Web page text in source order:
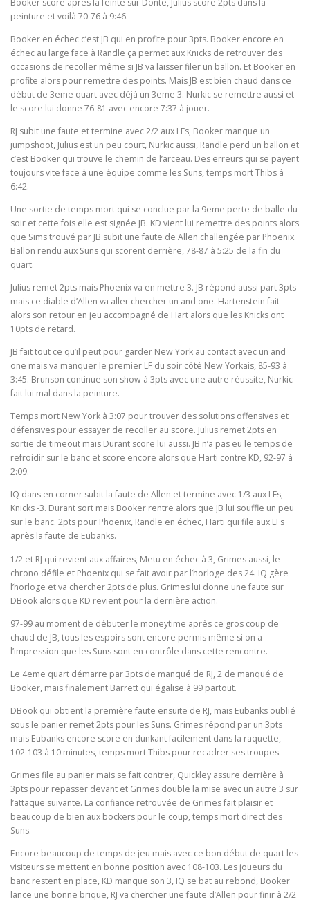
peinture et voilà 70-76 à 9:46.
Booker en échec c’est JB qui en profite pour 3pts. Booker encore en
échec au large face à Randle ça permet aux Knicks de retrouver des
occasions de recoller même si JB va laisser filer un ballon. Et Booker en
profite alors pour remettre des points. Mais JB est bien chaud dans ce
début de 3eme quart avec déjà un 3eme 3. Nurkic se remettre aussi et
le score lui donne 76-81 avec encore 7:37 à jouer.
RJ subit une faute et termine avec 2/2 aux LFs, Booker manque un
jumpshoot, Julius est un peu court, Nurkic aussi, Randle perd un ballon et
c’est Booker qui trouve le chemin de l’arceau. Des erreurs qui se payent
toujours vite face à une équipe comme les Suns, temps mort Thibs à
6:42.
Une sortie de temps mort qui se conclue par la 9eme perte de balle du
soir et cette fois elle est signée JB. KD vient lui remettre des points alors
que Sims trouvé par JB subit une faute de Allen challengée par Phoenix.
Ballon rendu aux Suns qui scorent derrière, 78-87 à 5:25 de la fin du
quart.
Julius remet 2pts mais Phoenix va en mettre 3. JB répond aussi part 3pts
mais ce diable d’Allen va aller chercher un and one. Hartenstein fait
alors son retour en jeu accompagné de Hart alors que les Knicks ont
10pts de retard.
JB fait tout ce qu’il peut pour garder New York au contact avec un and
one mais va manquer le premier LF du soir côté New Yorkais, 85-93 à
3:45. Brunson continue son show à 3pts avec une autre réussite, Nurkic
fait lui mal dans la peinture.
Temps mort New York à 3:07 pour trouver des solutions offensives et
défensives pour essayer de recoller au score. Julius remet 2pts en
sortie de timeout mais Durant score lui aussi. JB n’a pas eu le temps de
refroidir sur le banc et score encore alors que Harti contre KD, 92-97 à
2:09.
IQ dans en corner subit la faute de Allen et termine avec 1/3 aux LFs,
Knicks -3. Durant sort mais Booker rentre alors que JB lui souffle un peu
sur le banc. 2pts pour Phoenix, Randle en échec, Harti qui file aux LFs
après la faute de Eubanks.
1/2 et RJ qui revient aux affaires, Metu en échec à 3, Grimes aussi, le
chrono défile et Phoenix qui se fait avoir par l’horloge des 24. IQ gère
l’horloge et va chercher 2pts de plus. Grimes lui donne une faute sur
DBook alors que KD revient pour la dernière action.
97-99 au moment de débuter le moneytime après ce gros coup de
chaud de JB, tous les espoirs sont encore permis même si on a
l’impression que les Suns sont en contrôle dans cette rencontre.
Le 4eme quart démarre par 3pts de manqué de RJ, 2 de manqué de
Booker, mais finalement Barrett qui égalise à 99 partout.
DBook qui obtient la première faute ensuite de RJ, mais Eubanks oublié
sous le panier remet 2pts pour les Suns. Grimes répond par un 3pts
mais Eubanks encore score en dunkant facilement dans la raquette,
102-103 à 10 minutes, temps mort Thibs pour recadrer ses troupes.
Grimes file au panier mais se fait contrer, Quickley assure derrière à
3pts pour repasser devant et Grimes double la mise avec un autre 3 sur
l’attaque suivante. La confiance retrouvée de Grimes fait plaisir et
beaucoup de bien aux bockers pour le coup, temps mort direct des
Suns.
Encore beaucoup de temps de jeu mais avec ce bon début de quart les
visiteurs se mettent en bonne position avec 108-103. Les joueurs du
banc restent en place, KD manque son 3, IQ se bat au rebond, Booker
lance une bonne brique, RJ va chercher une faute d’Allen pour finir à 2/2